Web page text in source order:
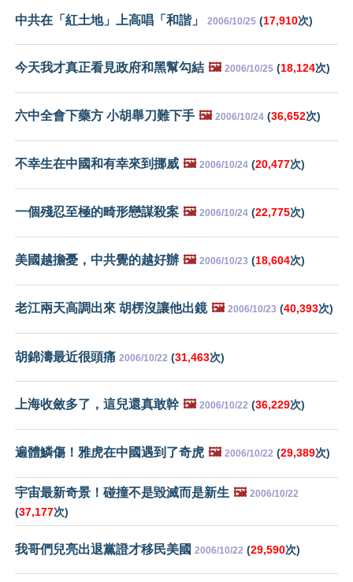
中共在「紅土地」上高唱「和諧」 2006/10/25 (17,910次)
今天我才真正看見政府和黑幫勾結 🖼️ 2006/10/25 (18,124次)
六中全會下藥方 小胡舉刀難下手 🖼️ 2006/10/24 (36,652次)
不幸生在中國和有幸來到挪威 🖼️ 2006/10/24 (20,477次)
一個殘忍至極的畸形戀謀殺案 🖼️ 2006/10/24 (22,775次)
美國越擔憂，中共覺的越好辦 🖼️ 2006/10/23 (18,604次)
老江兩天高調出來 胡楞沒讓他出鏡 🖼️ 2006/10/23 (40,393次)
胡錦濤最近很頭痛 2006/10/22 (31,463次)
上海收斂多了，這兒還真敢幹 🖼️ 2006/10/22 (36,229次)
遍體鱗傷！雅虎在中國遇到了奇虎 🖼️ 2006/10/22 (29,389次)
宇宙最新奇景！碰撞不是毀滅而是新生 🖼️ 2006/10/22
(37,177次)
我哥們兒亮出退黨證才移民美國 2006/10/22 (29,590次)